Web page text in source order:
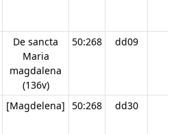
De sancta
Maria
magdalena
(136v)
50:268 dd09
[Magdelena] 50:268 dd30